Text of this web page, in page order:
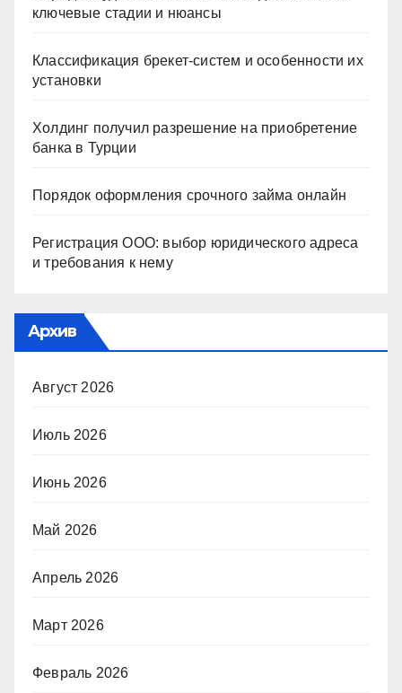
ключевые стадии и нюансы
Классификация брекет-систем и особенности их
установки
Холдинг получил разрешение на приобретение
банка в Турции
Порядок оформления срочного займа онлайн
Регистрация ООО: выбор юридического адреса
и требования к нему
Архив
Август 2026
Июль 2026
Июнь 2026
Май 2026
Апрель 2026
Март 2026
Февраль 2026